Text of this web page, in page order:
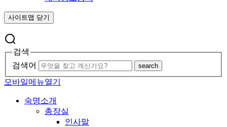
사이트맵 닫기
검색
검색어
search
모바일메뉴열기
숙명소개
총장실
인사말